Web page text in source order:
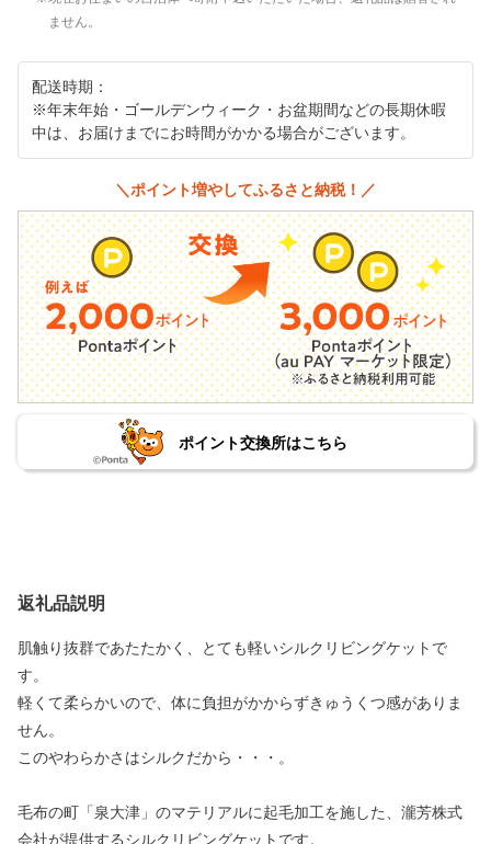
ません。
配送時期：
※年末年始・ゴールデンウィーク・お盆期間などの長期休暇
中は、お届けまでにお時間がかかる場合がございます。
＼ポイント増やしてふるさと納税！／
ポイント交換所はこちら
返礼品説明
肌触り抜群であたたかく、とても軽いシルクリビングケットで
す。
軽くて柔らかいので、体に負担がかからずきゅうくつ感がありま
せん。
このやわらかさはシルクだから・・・。
毛布の町「泉大津」のマテリアルに起毛加工を施した、瀧芳株式
会社が提供するシルクリビングケットです。